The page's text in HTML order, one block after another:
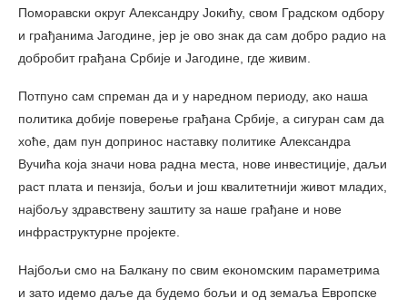
Поморавски округ Александру Јокићу, свом Градском одбору
и грађанима Јагодине, јер је ово знак да сам добро радио на
добробит грађана Србије и Јагодине, где живим.
Потпуно сам спреман да и у наредном периоду, ако наша
политика добије поверење грађана Србије, а сигуран сам да
хоће, дам пун допринос наставку политике Александра
Вучића која значи нова радна места, нове инвестиције, даљи
раст плата и пензија, бољи и још квалитетнији живот младих,
најбољу здравствену заштиту за наше грађане и нове
инфраструктурне пројекте.
Најбољи смо на Балкану по свим економским параметрима
и зато идемо даље да будемо бољи и од земаља Европске